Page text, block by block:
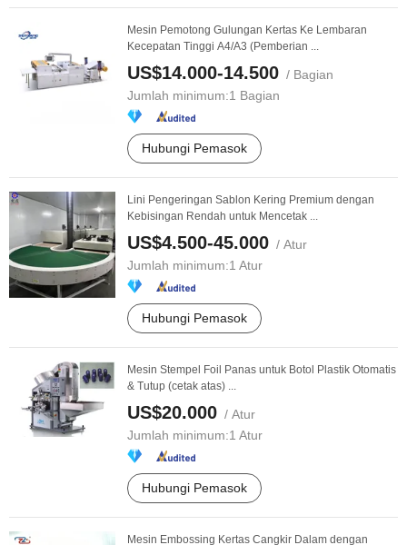
Mesin Pemotong Gulungan Kertas Ke Lembaran
Kecepatan Tinggi A4/A3 (Pemberian ...
US$14.000-14.500 / Bagian
Jumlah minimum:1 Bagian
Hubungi Pemasok
Lini Pengeringan Sablon Kering Premium dengan
Kebisingan Rendah untuk Mencetak ...
US$4.500-45.000 / Atur
Jumlah minimum:1 Atur
Hubungi Pemasok
Mesin Stempel Foil Panas untuk Botol Plastik Otomatis
& Tutup (cetak atas) ...
US$20.000 / Atur
Jumlah minimum:1 Atur
Hubungi Pemasok
Mesin Embossing Kertas Cangkir Dalam dengan